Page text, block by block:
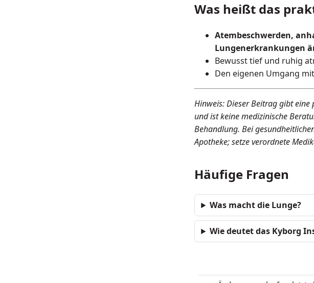
Was heißt das
Atembeschwerden,
Lungenerkrankungen
Bewusst tief und ruhig
Den eigenen Umgang
Hinweis: Dieser Beitrag gibt eine
und ist keine medizinische
Behandlung. Bei
Apotheke; setze verordnete
Häufige Fragen
Was macht die Lunge?
Wie deutet das Kyborg